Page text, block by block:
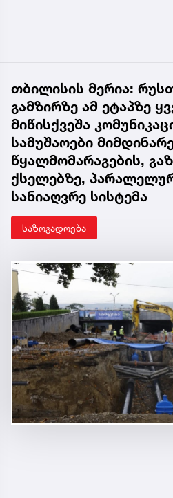
თბილისის მერია:
გამზირზე ამ ეტაპზე
მიწისქვეშა
სამუშაოები
წყალმომარაგების,
ქსელებზე,
სანიაღვრე სისტემა
საზოგადოება